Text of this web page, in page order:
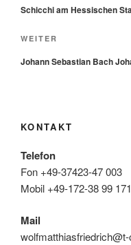
Schicchi am Hessischen
Nächster
Beitrag
WEITER
Johann Sebastian Bach
KONTAKT
Telefon
Fon +49-37423-47 003
Mobil +49-172-38 99 171
Mail